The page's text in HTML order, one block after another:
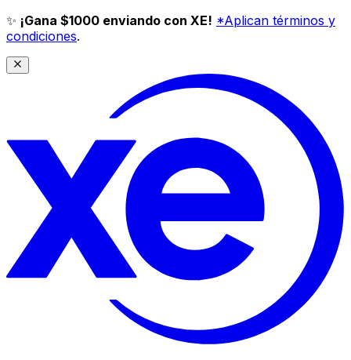
✨ ¡Gana $1000 enviando con XE! *Aplican términos y
condiciones.